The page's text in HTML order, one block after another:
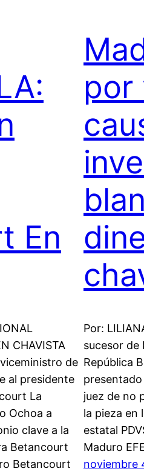
En
CHAVISTA
de
al presidente
La
Ochoa a
clave a la
Betancourt
Betancourt
por
Por:
sucesor de
República
juez de no
la pieza en
estatal
Maduro
noviembre